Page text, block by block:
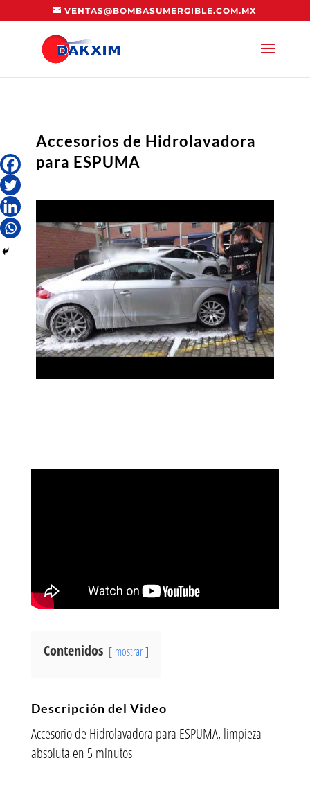
VENTAS@BOMBASUMERGIBLE.COM.MX
Accesorios de Hidrolavadora
para ESPUMA
Contenidos mostrar
Descripción del Video
Accesorio de Hidrolavadora para ESPUMA, limpieza
absoluta en 5 minutos